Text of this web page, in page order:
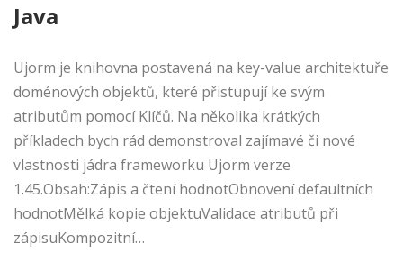
Java
Ujorm je knihovna postavená na key-value architektuře
doménových objektů, které přistupují ke svým
atributům pomocí Klíčů. Na několika krátkých
příkladech bych rád demonstroval zajímavé či nové
vlastnosti jádra frameworku Ujorm verze
1.45.Obsah:Zápis a čtení hodnotObnovení defaultních
hodnotMělká kopie objektuValidace atributů při
zápisuKompozitní…